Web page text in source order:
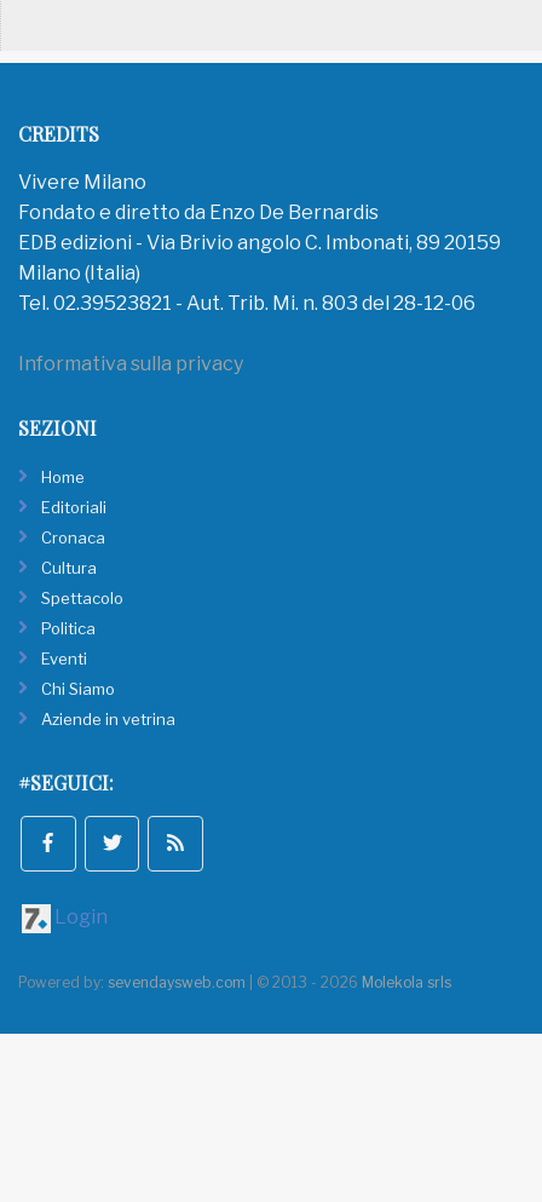
CREDITS
Vivere Milano
Fondato e diretto da Enzo De Bernardis
EDB edizioni - Via Brivio angolo C. Imbonati, 89 20159
Milano (Italia)
Tel. 02.39523821 - Aut. Trib. Mi. n. 803 del 28-12-06
Informativa sulla privacy
SEZIONI
Home
Editoriali
Cronaca
Cultura
Spettacolo
Politica
Eventi
Chi Siamo
Aziende in vetrina
#SEGUICI:
Login
Powered by: sevendaysweb.com | © 2013 - 2026 Molekola srls